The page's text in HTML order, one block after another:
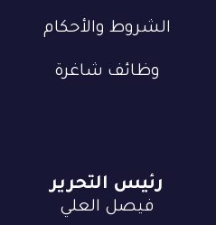
الشروط والأحكام
وظائف شاغرة
رئيس التحرير
فيصل العلي